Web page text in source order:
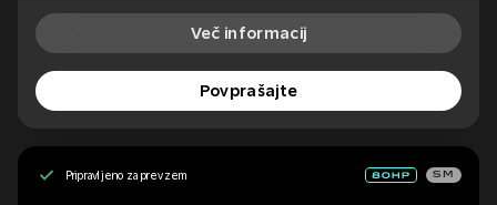
Več informacij
Povprašajte
Pripravljeno za prevzem SM